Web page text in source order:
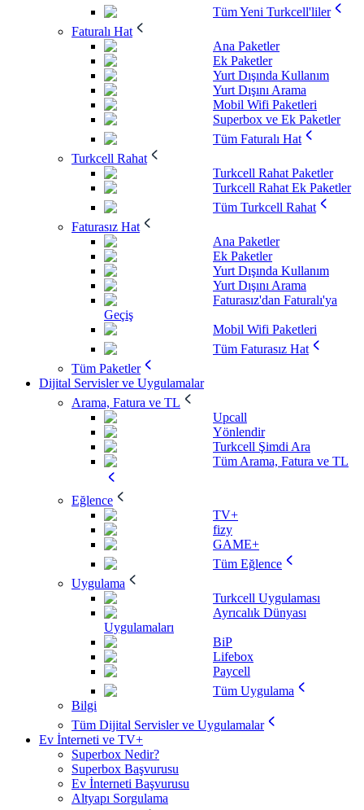
Tüm Yeni Turkcell'liler
Faturalı Hat
Ana Paketler
Ek Paketler
Yurt Dışında Kullanım
Yurt Dışını Arama
Mobil Wifi Paketleri
Superbox ve Ek Paketler
Tüm Faturalı Hat
Turkcell Rahat
Turkcell Rahat Paketler
Turkcell Rahat Ek Paketler
Tüm Turkcell Rahat
Faturasız Hat
Ana Paketler
Ek Paketler
Yurt Dışında Kullanım
Yurt Dışını Arama
Faturasız'dan Faturalı'ya
Geçiş
Mobil Wifi Paketleri
Tüm Faturasız Hat
Tüm Paketler
Dijital Servisler ve Uygulamalar
Arama, Fatura ve TL
Upcall
Yönlendir
Turkcell Şimdi Ara
Tüm Arama, Fatura ve TL
Eğlence
TV+
fizy
GAME+
Tüm Eğlence
Uygulama
Turkcell Uygulaması
Ayrıcalık Dünyası
Uygulamaları
BiP
Lifebox
Paycell
Tüm Uygulama
Bilgi
Tüm Dijital Servisler ve Uygulamalar
Ev İnterneti ve TV+
Superbox Nedir?
Superbox Başvurusu
Ev İnterneti Başvurusu
Altyapı Sorgulama